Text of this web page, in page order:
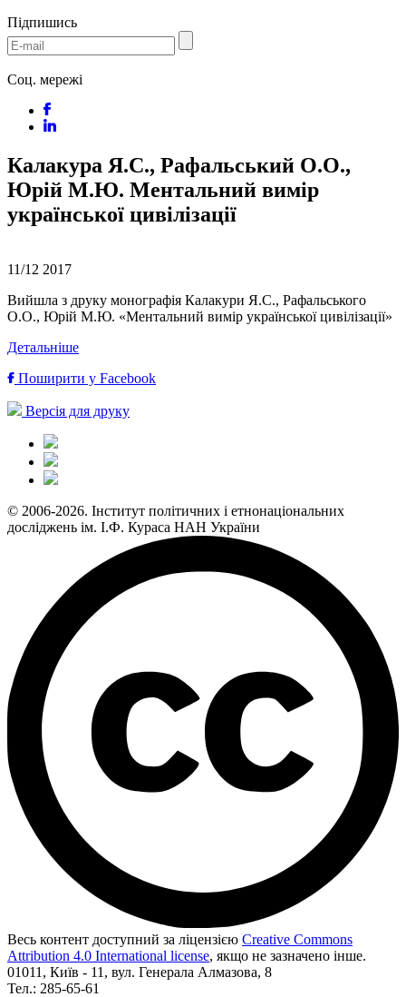
Підпишись
Соц. мережі
Калакура Я.С., Рафальський О.О.,
Юрій М.Ю. Ментальний вимір
української цивілізації
11/12 2017
Вийшла з друку монографія Калакури Я.С., Рафальського
О.О., Юрій М.Ю. «Ментальний вимір української цивілізації»
Детальніше
Поширити у Facebook
Версія для друку
© 2006-2026. Інститут політичних і етнонаціональних
досліджень ім. І.Ф. Кураса НАН України
Весь контент доступний за ліцензією Creative Commons
Attribution 4.0 International license, якщо не зазначено інше.
01011, Київ - 11, вул. Генерала Алмазова, 8
Тел.: 285-65-61